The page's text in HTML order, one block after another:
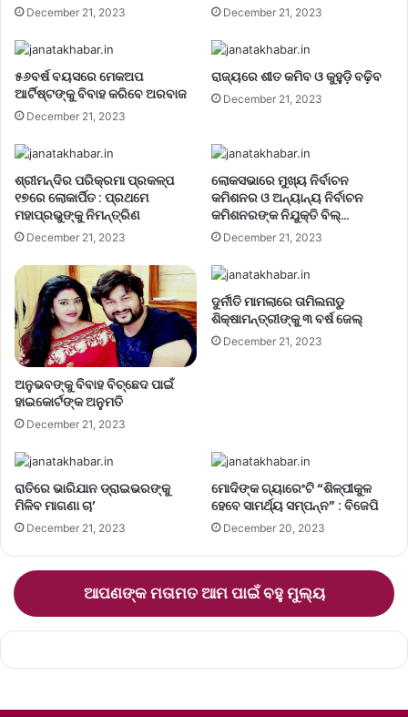
December 21, 2023 December 21, 2023
୫୬ବର୍ଷ ବୟସରେ ମେକଅପ
ଆର୍ଟିଷ୍ଟଙ୍କୁ ବିବାହ କରିବେ ଅରବାଜ
December 21, 2023
ରାଜ୍ୟରେ ଶୀତ କମିବ ଓ କୁହୁଡ଼ି ବଢ଼ିବ
December 21, 2023
ଶ୍ରୀମନ୍ଦିର ପରିକ୍ରମା ପ୍ରକଳ୍ପ
୧୭ରେ ଲୋକାର୍ପିତ : ପ୍ରଥମେ
ମହାପ୍ରଭୁଙ୍କୁ ନିମନ୍ତ୍ରିଣ
December 21, 2023
ଲୋକସଭାରେ ମୁଖ୍ୟ ନିର୍ବାଚନ
କମିଶନର ଓ ଅନ୍ୟାନ୍ୟ ନିର୍ବାଚନ
କମିଶନରଙ୍କ ନିଯୁକ୍ତି ବିଲ୍…
December 21, 2023
ଅନୁଭବଙ୍କୁ ବିବାହ ବିଚ୍ଛେଦ ପାଇଁ
ହାଇକୋର୍ଟଙ୍କ ଅନୁମତି
December 21, 2023
ଦୁର୍ନୀତି ମାମଲାରେ ତାମିଲନାଡୁ
ଶିକ୍ଷାମନ୍ତ୍ରୀଙ୍କୁ ୩ ବର୍ଷ ଜେଲ୍‌
December 21, 2023
ରାତିରେ ଭାରିଯାନ ଡ୍ରାଇଭରଙ୍କୁ
ମିଳିବ ମାଗଣା ଚା’
December 21, 2023
ମୋଦିଙ୍କ ଗ୍ୟାରେଂଟି “ଶିଳ୍ପୀକୁଳ
ହେବେ ସାମର୍ଥ୍ୟ ସମ୍ପନ୍ନ” : ବିଜେପି
December 20, 2023
ଆପଣଙ୍କ ମତାମତ ଆମ ପାଇଁ ବହୁ ମୁଲ୍ୟ